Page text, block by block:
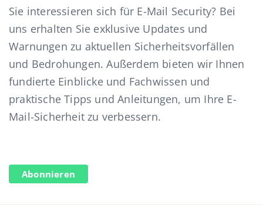
Sie interessieren sich für E-Mail Security? Bei
uns erhalten Sie exklusive Updates und
Warnungen zu aktuellen Sicherheitsvorfällen
und Bedrohungen. Außerdem bieten wir Ihnen
fundierte Einblicke und Fachwissen und
praktische Tipps und Anleitungen, um Ihre E-
Mail-Sicherheit zu verbessern.
Abonnieren